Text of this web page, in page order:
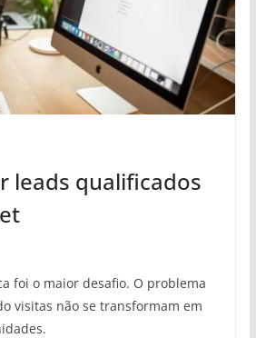
leads qualificados
foi o maior desafio. O problema
visitas não se transformam em